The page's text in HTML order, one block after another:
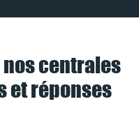
centrales
et réponses